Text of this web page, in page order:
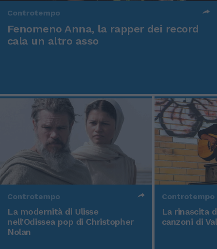
Controtempo
Fenomeno Anna, la rapper dei record
cala un altro asso
Controtempo
La modernità di Ulisse
nell'Odissea pop di Christopher
Nolan
Controtempo
La rinascita
canzoni di